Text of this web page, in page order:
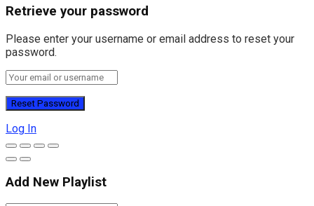
Retrieve your password
Please enter your username or email address to reset your
password.
Log In
Add New Playlist